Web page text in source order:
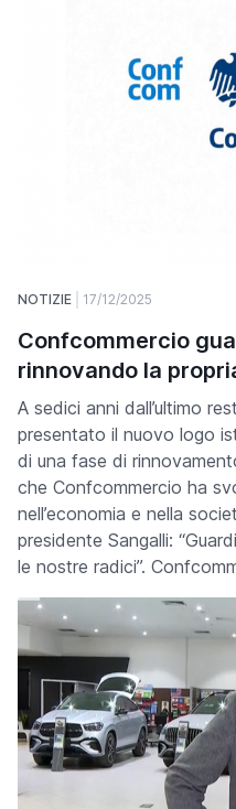
NOTIZIE 17/12/2025
Confcommercio
rinnovando la
A sedici anni dall’ultimo
presentato il nuovo logo
di una fase di
che Confcommercio ha
nell’economia e nella
presidente Sangalli:
le nostre radici”.